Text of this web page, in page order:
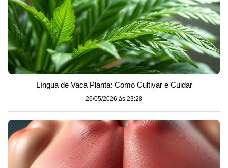
Língua de Vaca Planta: Como Cultivar e Cuidar
26/05/2026 às 23:28